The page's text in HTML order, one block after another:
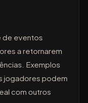
de eventos
a retornarem
Exemplos
jogadores podem
com outros